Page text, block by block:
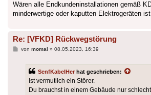
Wären alle Endkundeninstallationen gemäß
minderwertige oder kaputten Elektrogeräten
Re: [VFKD] Rückwegstörung
Beitrag
von momai » 08.05.2023, 16:39
SenfKabelHer hat geschrieben:
Ist vermutlich ein Störer.
Du brauchst in einem Gebäude nur